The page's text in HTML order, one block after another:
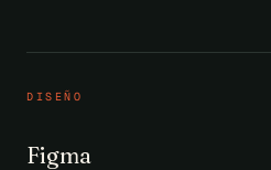
DISEÑO
Figma